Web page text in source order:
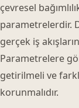
çevresel
parametrelerdir.
gerçek iş
Parametrelere
getirilmeli ve
korunmalıdır.